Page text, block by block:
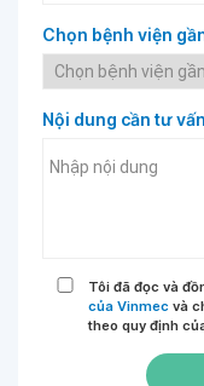
Chọn bệnh viện
Nội dung cần tư vấn
Tôi đã đọc và
của Vinmec và
theo quy định